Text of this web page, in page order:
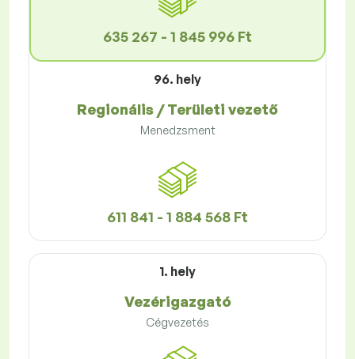
635 267 - 1 845 996 Ft
96. hely
Regionális / Területi vezető
Menedzsment
611 841 - 1 884 568 Ft
1. hely
Vezérigazgató
Cégvezetés